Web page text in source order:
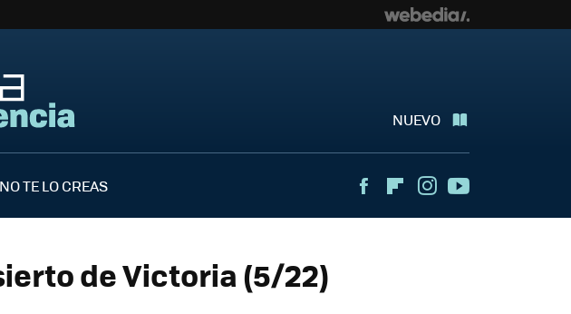
NUEVO
NO TE LO CREAS FacebookFlipboardInstagram
de Victoria (5/22)